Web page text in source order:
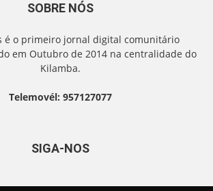
SOBRE NÓS
é o primeiro jornal digital comunitário
em Outubro de 2014 na centralidade do
Kilamba.
Telemovél: 957127077
SIGA-NOS